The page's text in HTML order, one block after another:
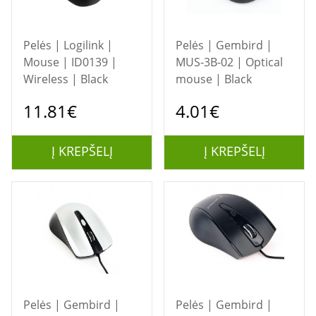
Pelės | Logilink |
Mouse | ID0139 |
Wireless | Black
11.81€
Į KREPŠELĮ
Pelės | Gembird |
MUS-3B-02 | Optical
mouse | Black
4.01€
Į KREPŠELĮ
Pelės | Gembird |
Pelės | Gembird |